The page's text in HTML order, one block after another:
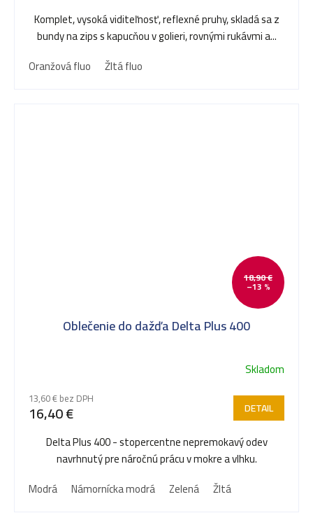
Komplet, vysoká viditeľnosť, reflexné pruhy, skladá sa z
bundy na zips s kapucňou v golieri, rovnými rukávmi a...
Oranžová fluo
Žltá fluo
18,90 €
–13 %
Oblečenie do dažďa Delta Plus 400
Skladom
13,60 € bez DPH
16,40 € DETAIL
Delta Plus 400 - stopercentne nepremokavý odev
navrhnutý pre náročnú prácu v mokre a vlhku.
Modrá
Námornícka modrá Zelená Žltá